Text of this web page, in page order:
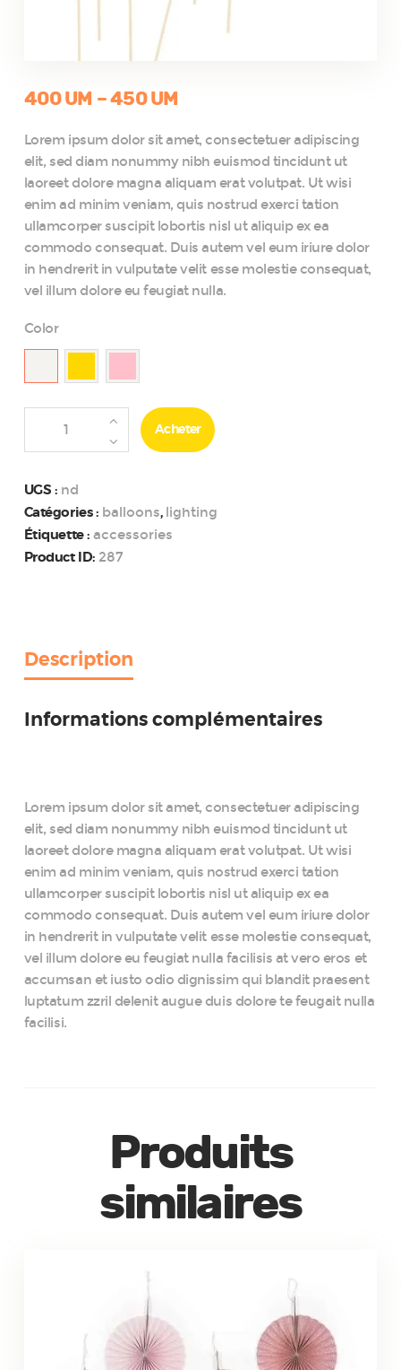
400UM –450UM
Lorem ipsum dolor sit amet, consectetuer adipiscing
elit, sed diam nonummy nibh euismod tincidunt ut
laoreet dolore magna aliquam erat volutpat. Ut wisi
enim ad minim veniam, quis nostrud exerci tation
ullamcorper suscipit lobortis nisl ut aliquip ex ea
commodo consequat. Duis autem vel eum iriure dolor
in hendrerit in vulputate velit esse molestie consequat,
vel illum dolore eu feugiat nulla.
Color
Party
Photo
Booth
Props
Acheter
UGS : nd
Catégories : balloons, lighting
Étiquette :accessories
Product ID: 287
Description
Informations complémentaires
Lorem ipsum dolor sit amet, consectetuer adipiscing
elit, sed diam nonummy nibh euismod tincidunt ut
laoreet dolore magna aliquam erat volutpat. Ut wisi
enim ad minim veniam, quis nostrud exerci tation
ullamcorper suscipit lobortis nisl ut aliquip ex ea
commodo consequat. Duis autem vel eum iriure dolor
in hendrerit in vulputate velit esse molestie consequat,
vel illum dolore eu feugiat nulla facilisis at vero eros et
accumsan et iusto odio dignissim qui blandit praesent
luptatum zzril delenit augue duis dolore te feugait nulla
facilisi.
Produits
similaires